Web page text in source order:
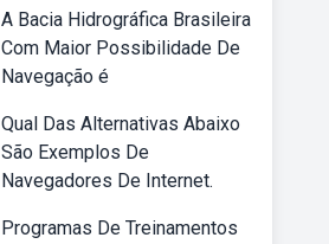
A Bacia Hidrográfica Brasileira
Com Maior Possibilidade De
Navegação é
Qual Das Alternativas Abaixo
São Exemplos De
Navegadores De Internet.
Programas De Treinamentos